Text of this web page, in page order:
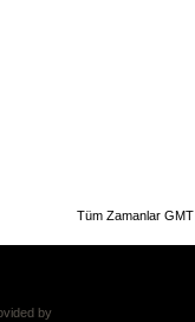
Tüm Zamanlar
by